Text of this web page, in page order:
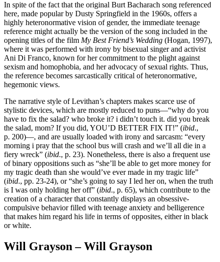
In spite of the fact that the original Burt Bacharach song referenced
here, made popular by Dusty Springfield in the 1960s, offers a
highly heteronormative vision of gender, the immediate teenage
reference might actually be the version of the song included in the
opening titles of the film My Best Friend’s Wedding (Hogan, 1997),
where it was performed with irony by bisexual singer and activist
Ani Di Franco, known for her commitment to the plight against
sexism and homophobia, and her advocacy of sexual rights. Thus,
the reference becomes sarcastically critical of heteronormative,
hegemonic views.
The narrative style of Levithan’s chapters makes scarce use of
stylistic devices, which are mostly reduced to puns—“why do you
have to fix the salad? who broke it? i didn’t touch it. did you break
the salad, mom? If you did, YOU’D BETTER FIX IT!” (ibid.,
p. 200)—, and are usually loaded with irony and sarcasm: “every
morning i pray that the school bus will crash and we’ll all die in a
fiery wreck” (ibid., p. 23). Nonetheless, there is also a frequent use
of binary oppositions such as “she’ll be able to get more money for
my tragic death than she would’ve ever made in my tragic life”
(ibid., pp. 23-24), or “she’s going to say I led her on, when the truth
is I was only holding her off” (ibid., p. 65), which contribute to the
creation of a character that constantly displays an obsessive-
compulsive behavior filled with teenage anxiety and belligerence
that makes him regard his life in terms of opposites, either in black
or white.
Will Grayson – Will Grayson